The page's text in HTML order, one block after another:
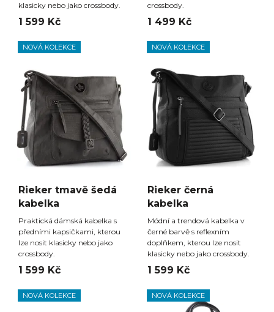
klasicky nebo jako crossbody.
1 599 Kč
crossbody.
1 499 Kč
NOVÁ KOLEKCE
Rieker tmavě šedá
kabelka
Praktická dámská kabelka s
předními kapsičkami, kterou
lze nosit klasicky nebo jako
crossbody.
1 599 Kč
NOVÁ KOLEKCE
Rieker černá
kabelka
Módní a trendová kabelka v
černé barvě s reflexním
doplňkem, kterou lze nosit
klasicky nebo jako crossbody.
1 599 Kč
NOVÁ KOLEKCE NOVÁ KOLEKCE